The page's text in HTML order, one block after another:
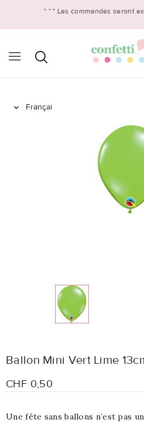
* * * Les commandes seront

Ballon Mini Vert Lime
CHF 0,50
Une fête sans ballons n’est pas